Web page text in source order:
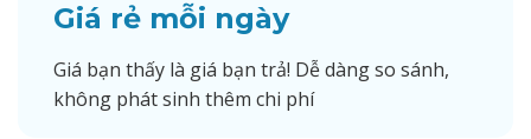
Giá rẻ mỗi ngày
Giá bạn thấy là giá bạn trả! Dễ dàng so sánh,
không phát sinh thêm chi phí